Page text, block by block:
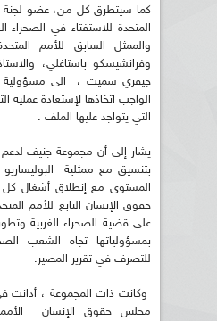
كما سيتطرق كل من، عضو لجنة
المتحدة للاستفتاء في الصحراء
والممثل السابق للأمم
وفرانشيسكو باستاغلي،
جيفري سميث ، الى مسؤولية
الواجب اتخاذها لإستعادة عملية
التي يتواجد عليها الملف .
يشار إلى أن مجموعة جنيف لدعم
بتنسيق مع ممثلية
المستوى مع إنطلاق أشغال
حقوق الإنسان التابع للأمم
على قضية الصحراء الغربية
بمسؤولياتها تجاه الشعب
للتصرف في تقرير المصير.
وكانت ذات المجموعة ، أدانت
مجلس حقوق الإنسان